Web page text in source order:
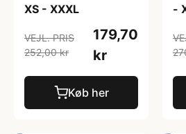
XS - XXXL
VEJL. PRIS
252,00 kr
179,70
kr
Køb her
-